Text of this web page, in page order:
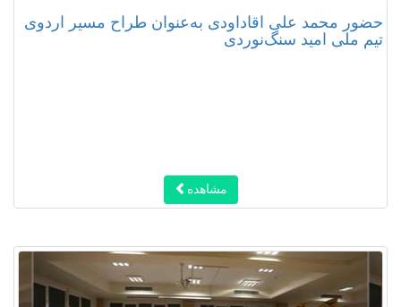
حضور محمد علی اقاداودی به‌عنوان طراح مسیر اردوی
تیم ملی امید سنگ‌نوردی ‌
مشاهده